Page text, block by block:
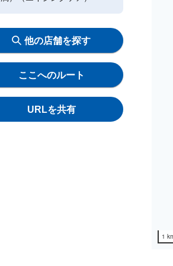
他の店舗を探す
ここへのルート
URLを共有
1